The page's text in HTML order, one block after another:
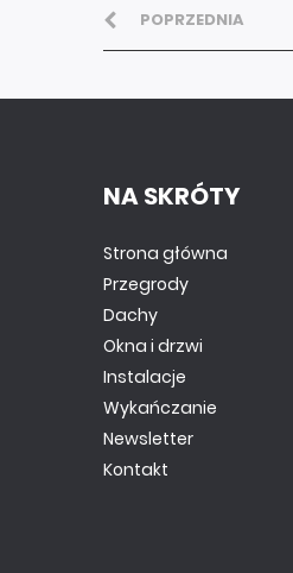
POPRZEDNIA
NA SKRÓTY
Strona główna
Przegrody
Dachy
Okna i drzwi
Instalacje
Wykańczanie
Newsletter
Kontakt